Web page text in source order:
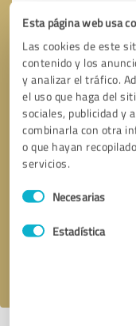
Esta página web usa
Las cookies de este
contenido y los
y analizar el tráfico.
el uso que haga del
sociales, publicidad y
combinarla con otra
o que hayan
servicios.
Selección
de
Necesarias
Estadística